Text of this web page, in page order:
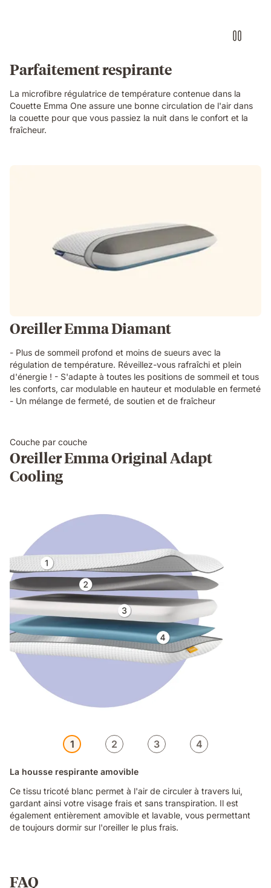
Parfaitement respirante
La microfibre régulatrice de température contenue dans la
Couette Emma One assure une bonne circulation de l'air dans
la couette pour que vous passiez la nuit dans le confort et la
fraîcheur.
Oreiller Emma Diamant
- Plus de sommeil profond et moins de sueurs avec la
régulation de température. Réveillez-vous rafraîchi et plein
d'énergie ! - S'adapte à toutes les positions de sommeil et tous
les conforts, car modulable en hauteur et modulable en fermeté
- Un mélange de fermeté, de soutien et de fraîcheur
Couche par couche
Oreiller Emma Original Adapt
Cooling
1 2 3 4
La housse respirante amovible
Ce tissu tricoté blanc permet à l'air de circuler à travers lui,
gardant ainsi votre visage frais et sans transpiration. Il est
également entièrement amovible et lavable, vous permettant
de toujours dormir sur l'oreiller le plus frais.
FAQ